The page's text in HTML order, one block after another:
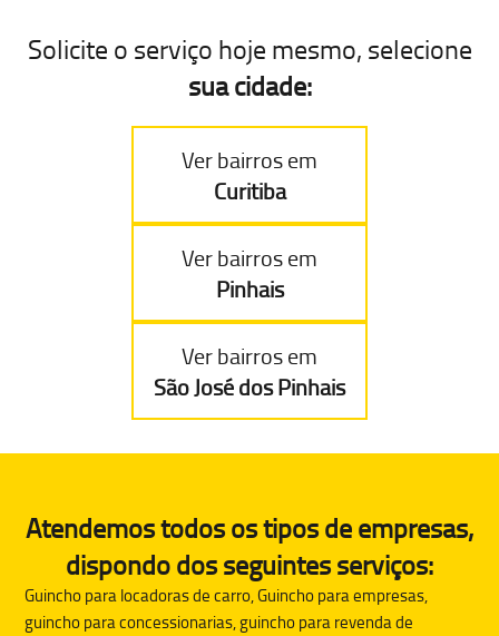
Solicite o serviço hoje mesmo, selecione
sua cidade:
Ver bairros em
Curitiba
Ver bairros em
Pinhais
Ver bairros em
São José dos Pinhais
Atendemos todos os tipos de empresas,
dispondo dos seguintes serviços:
Guincho para locadoras de carro, Guincho para empresas,
guincho para concessionarias, guincho para revenda de